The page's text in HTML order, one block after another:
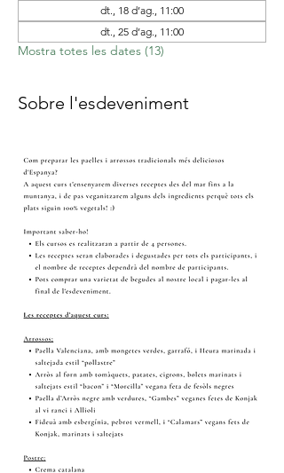
dt., 18 d’ag., 11:00
dt., 25 d’ag., 11:00
Mostra totes les dates (13)
Sobre l'esdeveniment